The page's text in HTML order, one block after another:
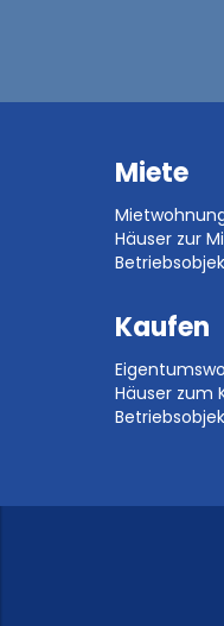
Miete
Häuser zur
Kaufen
Häuser zum